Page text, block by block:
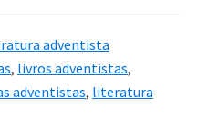
adventista
, livros adventistas,
adventistas, literatura